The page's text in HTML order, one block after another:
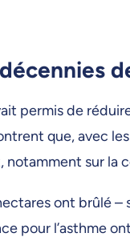
permis de
que, avec
sur la
ont
pour l’asthme